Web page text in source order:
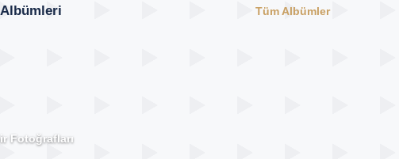
Tüm Albümler
Fotoğrafları